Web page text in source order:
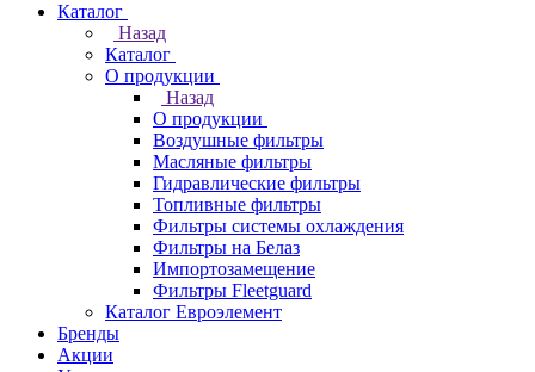
Каталог
Назад
Каталог
О продукции
Назад
О продукции
Воздушные фильтры
Масляные фильтры
Гидравлические фильтры
Топливные фильтры
Фильтры системы охлаждения
Фильтры на Белаз
Импортозамещение
Фильтры Fleetguard
Каталог Евроэлемент
Бренды
Акции